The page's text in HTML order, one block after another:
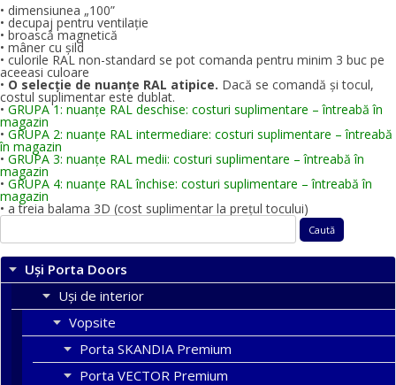
• dimensiunea „100”
• decupaj pentru ventilație
• broască magnetică
• mâner cu șild
• culorile RAL non-standard se pot comanda pentru minim 3 buc pe
aceeasi culoare
• O selecție de nuanțe RAL atipice. Dacă se comandă şi tocul,
costul suplimentar este dublat.
• GRUPA 1: nuanțe RAL deschise: costuri suplimentare – întreabă în
magazin
• GRUPA 2: nuanțe RAL intermediare: costuri suplimentare – întreabă
în magazin
• GRUPA 3: nuanțe RAL medii: costuri suplimentare – întreabă în
magazin
• GRUPA 4: nuanțe RAL închise: costuri suplimentare – întreabă în
magazin
• a treia balama 3D (cost suplimentar la prețul tocului)
după:
Uși Porta Doors
Uși de interior
Vopsite
Porta SKANDIA Premium
Porta VECTOR Premium